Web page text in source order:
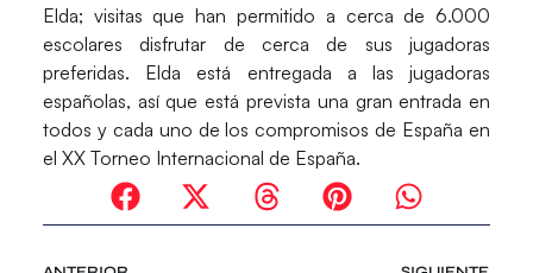
Elda; visitas que han permitido a cerca de 6.000
escolares disfrutar de cerca de sus jugadoras
preferidas. Elda está entregada a las jugadoras
españolas, así que está prevista una gran entrada en
todos y cada uno de los compromisos de España en
el XX Torneo Internacional de España.